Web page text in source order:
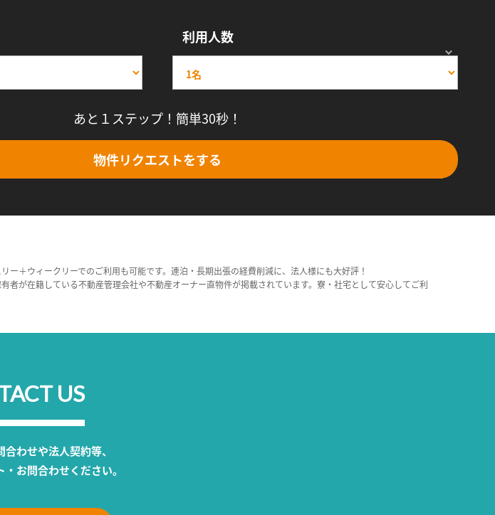
利用人数
あと１ステップ！簡単30秒！
物件リクエストをする
＋ウィークリーでのご利用も可能です。連泊・長期出張の経費削減に、法人様にも大好評！
が在籍している不動産管理会社や不動産オーナー直物件が掲載されています。寮・社宅として安心してご利
US
わせや法人契約等、
お問合わせください。